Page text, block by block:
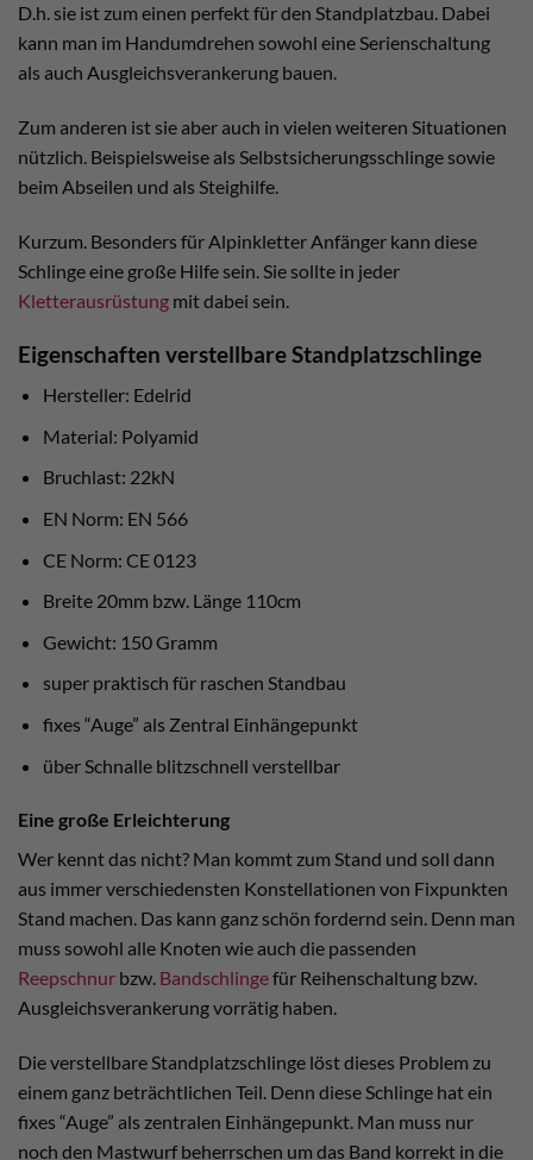
D.h. sie ist zum einen perfekt für den Standplatzbau. Dabei
kann man im Handumdrehen sowohl eine Serienschaltung
als auch Ausgleichsverankerung bauen.
Zum anderen ist sie aber auch in vielen weiteren Situationen
nützlich. Beispielsweise als Selbstsicherungsschlinge sowie
beim Abseilen und als Steighilfe.
Kurzum. Besonders für Alpinkletter Anfänger kann diese
Schlinge eine große Hilfe sein. Sie sollte in jeder
Kletterausrüstung mit dabei sein.
Eigenschaften verstellbare Standplatzschlinge
Hersteller: Edelrid
Material: Polyamid
Bruchlast: 22kN
EN Norm: EN 566
CE Norm: CE 0123
Breite 20mm bzw. Länge 110cm
Gewicht: 150 Gramm
super praktisch für raschen Standbau
fixes “Auge” als Zentral Einhängepunkt
über Schnalle blitzschnell verstellbar
Eine große Erleichterung
Wer kennt das nicht? Man kommt zum Stand und soll dann
aus immer verschiedensten Konstellationen von Fixpunkten
Stand machen. Das kann ganz schön fordernd sein. Denn man
muss sowohl alle Knoten wie auch die passenden
Reepschnur bzw. Bandschlingefür Reihenschaltung bzw.
Ausgleichsverankerung vorrätig haben.
Die verstellbare Standplatzschlinge löst dieses Problem zu
einem ganz beträchtlichen Teil. Denn diese Schlinge hat ein
fixes “Auge” als zentralen Einhängepunkt. Man muss nur
noch den Mastwurf beherrschen um das Band korrekt in die